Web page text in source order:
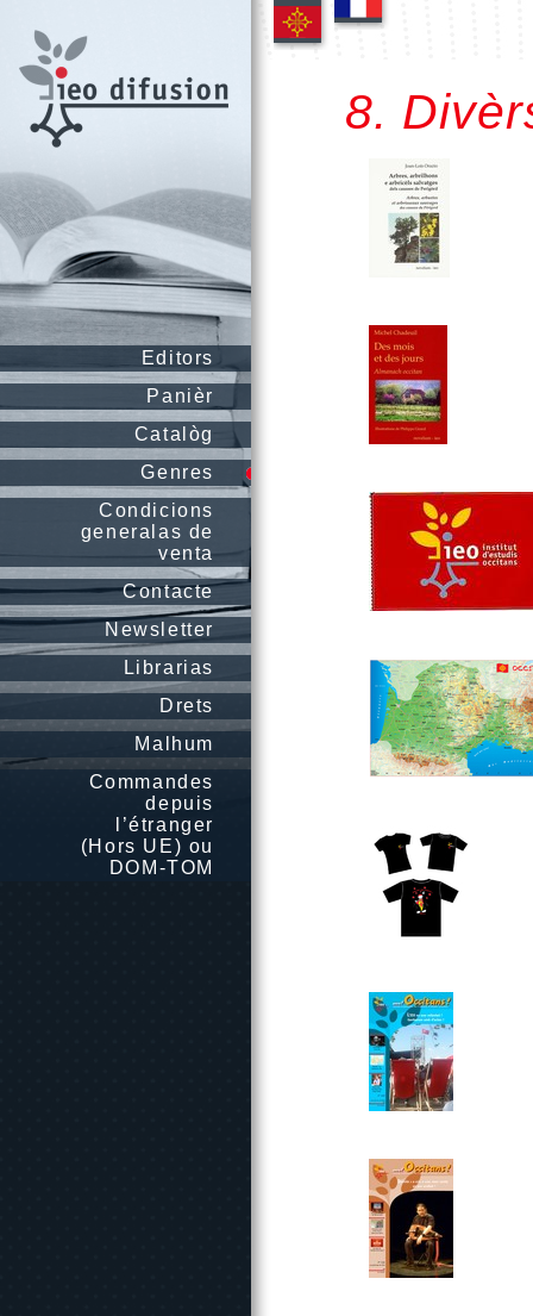
Editors
Panièr
Catalòg
Genres
Condicions
generalas de
venta
Contacte
Newsletter
Librarias
Drets
Malhum
Commandes
depuis
l’étranger
(Hors UE) ou
DOM-TOM
8.